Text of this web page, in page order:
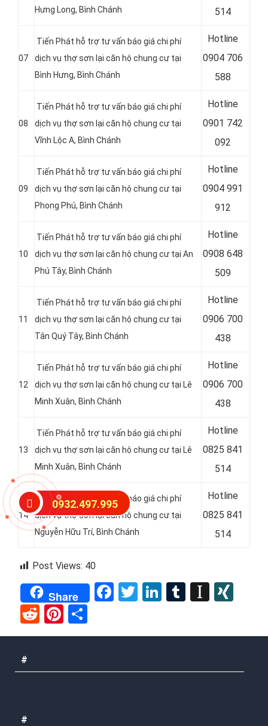
Hưng Long, Bình Chánh
514
07
Tiến Phát hỗ trợ tư vấn báo giá chi phí
dịch vụ thợ sơn lại căn hộ chung cư tại
Bình Hưng, Bình Chánh
Hotline
0904 706
588
08
Tiến Phát hỗ trợ tư vấn báo giá chi phí
dịch vụ thợ sơn lại căn hộ chung cư tại
Vĩnh Lộc A, Bình Chánh
Hotline
0901 742
092
09
Tiến Phát hỗ trợ tư vấn báo giá chi phí
dịch vụ thợ sơn lại căn hộ chung cư tại
Phong Phú, Bình Chánh
Hotline
0904 991
912
10
Tiến Phát hỗ trợ tư vấn báo giá chi phí
dịch vụ thợ sơn lại căn hộ chung cư tại An
Phú Tây, Bình Chánh
Hotline
0908 648
509
11
Tiến Phát hỗ trợ tư vấn báo giá chi phí
dịch vụ thợ sơn lại căn hộ chung cư tại
Tân Quý Tây, Bình Chánh
Hotline
0906 700
438
12
Tiến Phát hỗ trợ tư vấn báo giá chi phí
dịch vụ thợ sơn lại căn hộ chung cư tại Lê
Minh Xuân, Bình Chánh
Hotline
0906 700
438
13
Tiến Phát hỗ trợ tư vấn báo giá chi phí
dịch vụ thợ sơn lại căn hộ chung cư tại Lê
Minh Xuân, Bình Chánh
Hotline
0825 841
514
14
Tiến Phát hỗ trợ tư vấn báo giá chi phí
dịch vụ thợ sơn lại căn hộ chung cư tại
Nguyễn Hữu Trí, Bình Chánh
Hotline
0825 841
514
Post Views: 40
Share Facebook
TwitterLinkedIn
Tumblr
RedditPinterest
#
#
0932.497.995